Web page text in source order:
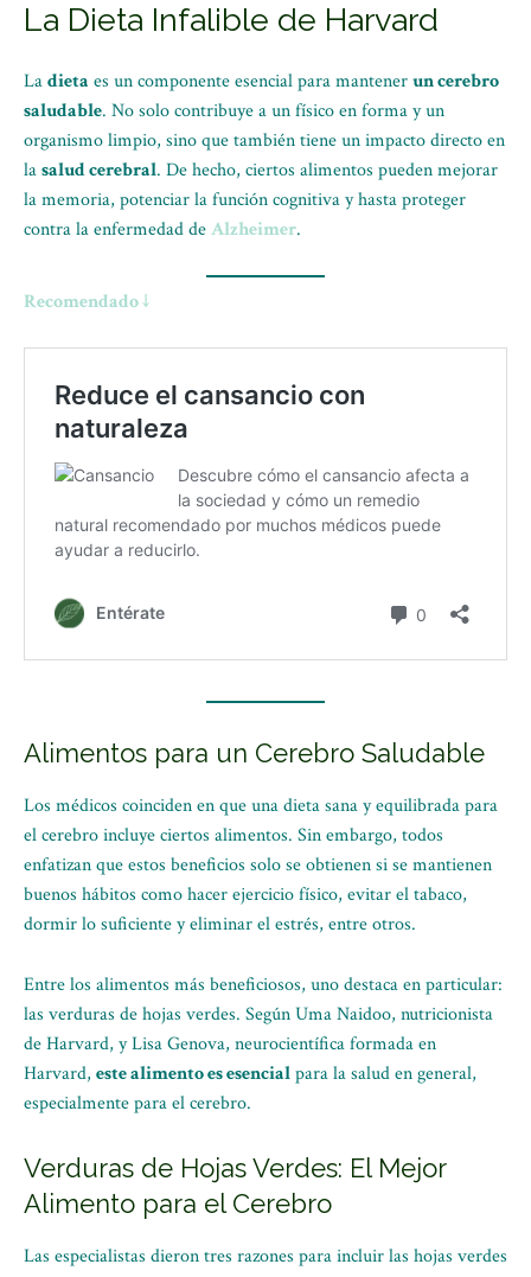
La Dieta Infalible de Harvard
Ladieta es un componente esencial para mantenerun cerebro
saludable. No solo contribuye a un físico en forma y un
organismo limpio, sino que también tiene un impacto directo en
lasalud cerebral. De hecho, ciertos alimentos pueden mejorar
la memoria, potenciar la función cognitiva y hasta proteger
contra la enfermedad deAlzheimer.
Recomendado ↓
Alimentos para un Cerebro Saludable
Los médicos coinciden en que una dieta sana y equilibrada para
el cerebro incluye ciertos alimentos. Sin embargo, todos
enfatizan que estos beneficios solo se obtienen si se mantienen
buenos hábitos como hacer ejercicio físico, evitar el tabaco,
dormir lo suficiente y eliminar el estrés, entre otros.
Entre los alimentos más beneficiosos, uno destaca en particular:
las verduras de hojas verdes. Según Uma Naidoo, nutricionista
de Harvard, y Lisa Genova, neurocientífica formada en
Harvard, este alimento es esencialpara la salud en general,
especialmente para el cerebro.
Verduras de Hojas Verdes: El Mejor
Alimento para el Cerebro
Las especialistas dieron tres razones para incluir las hojas verdes